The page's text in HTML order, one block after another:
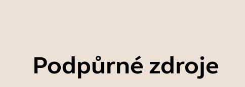
Podpůrné zdroje